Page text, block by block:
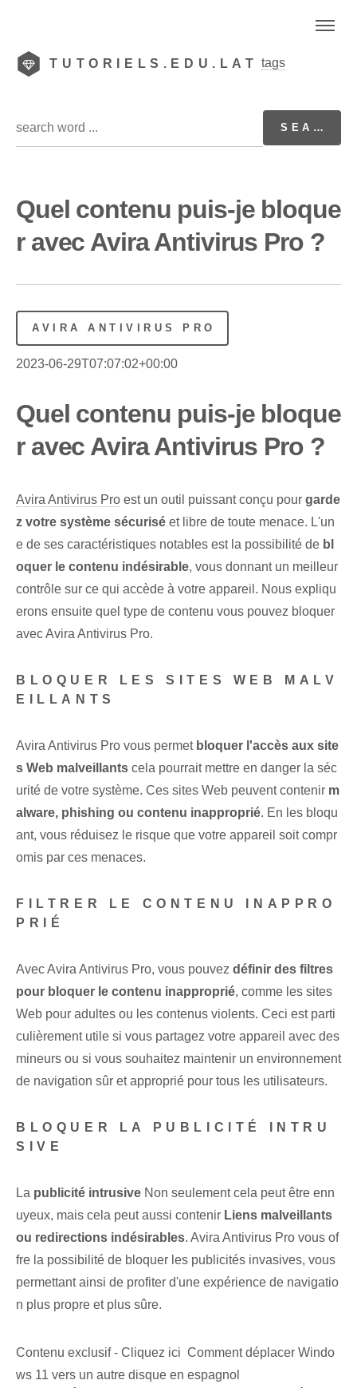
TUTORIELS.EDU.LAT tags
Quel contenu puis-je bloque
r avec Avira Antivirus Pro ?
AVIRA ANTIVIRUS PRO
2023-06-29T07:07:02+00:00
Quel contenu puis-je bloque
r avec Avira Antivirus Pro ?
Avira Antivirus Pro est un outil puissant conçu pour garde
z votre système sécurisé et libre de toute menace. L'un
e de ses caractéristiques notables est la possibilité de bl
oquer le contenu indésirable, vous donnant un meilleur
contrôle sur ce qui accède à votre appareil. Nous expliqu
erons ensuite quel type de contenu vous pouvez bloquer
avec Avira Antivirus Pro.
BLOQUER LES SITES WEB MALV
EILLANTS
Avira Antivirus​ Pro vous permet bloquer l'accès aux site
s Web malveillants cela pourrait mettre en danger la séc
urité de votre système.⁤ Ces sites Web peuvent contenir m
alware, phishing ou contenu inapproprié. En les bloqu
ant, vous réduisez le risque que votre appareil soit compr
omis par ces menaces.
FILTRER LE CONTENU INAPPRO
PRIÉ
Avec Avira Antivirus Pro, vous pouvez définir des filtres
pour bloquer le contenu inapproprié, comme les sites
Web pour adultes⁤ ou les ⁢contenus violents. Ceci est parti
culièrement utile si⁢ vous partagez votre appareil avec des
mineurs ou si vous souhaitez maintenir un environnement
de navigation sûr et approprié pour tous⁤ les utilisateurs.
BLOQUER LA PUBLICITÉ INTRU
SIVE
La publicité intrusive Non seulement cela peut être enn
uyeux, mais cela peut aussi contenir Liens malveillants
ou redirections indésirables. Avira Antivirus Pro vous of
fre la possibilité de bloquer les publicités invasives, vous
permettant ainsi de profiter d'une expérience de navigatio
n plus propre et plus sûre.
Contenu exclusif - Cliquez ici Comment déplacer Windo
ws 11 vers un autre disque en espagnol